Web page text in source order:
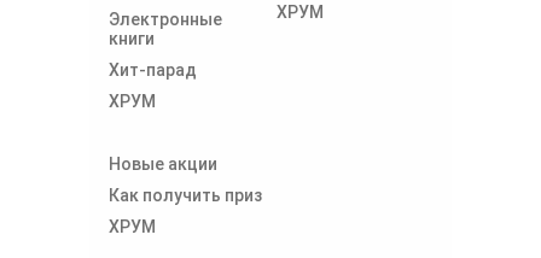
Электронные
книги
Хит-парад
ХРУМ
ХРУМ
Новые акции
Как получить приз
ХРУМ